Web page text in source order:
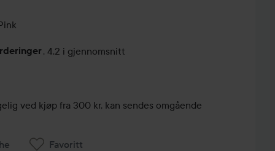
, 4.2 i gjennomsnitt
ved kjøp fra 300 kr, kan sendes omgående
Favoritt